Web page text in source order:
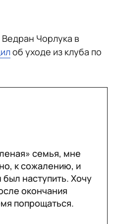
Чорлука в
об уходе из клуба по
семья, мне
к сожалению, и
наступить. Хочу
окончания
попрощаться.